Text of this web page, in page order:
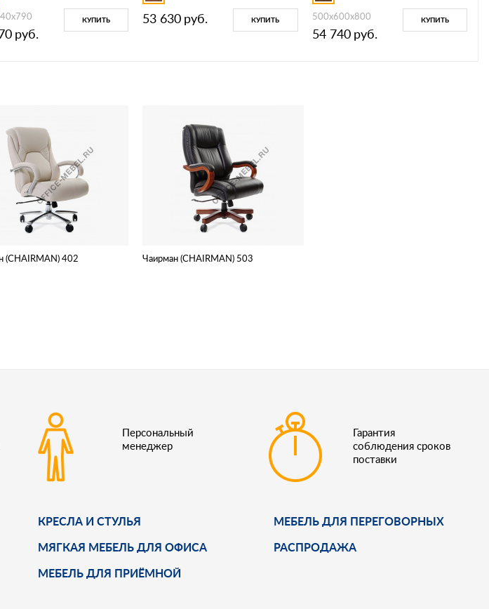
руб.
КУПИТЬ 53 630 руб. КУПИТЬ 500х600х800
54 740 руб.
КУПИТЬ
(CHAIRMAN) 402 Чаирман (CHAIRMAN) 503
Персональный
менеджер
Гарантия
соблюдения сроков
поставки
КРЕСЛА И СТУЛЬЯ
МЯГКАЯ МЕБЕЛЬ ДЛЯ ОФИСА
МЕБЕЛЬ ДЛЯ ПРИЁМНОЙ
МЕБЕЛЬ ДЛЯ ПЕРЕГОВОРНЫХ
РАСПРОДАЖА